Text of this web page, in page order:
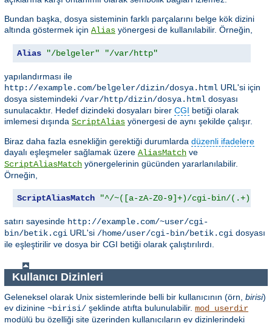
Bundan başka, dosya sisteminin farklı parçalarını belge kök dizini
altında göstermek için Alias yönergesi de kullanılabilir. Örneğin,
Alias "/belgeler" "/var/http"
yapılandırması ile
http://example.com/belgeler/dizin/dosya.html URL'si için
dosya sistemindeki /var/http/dizin/dosya.html dosyası
sunulacaktır. Hedef dizindeki dosyaları birer CGI betiği olarak
imlemesi dışında ScriptAlias yönergesi de aynı şekilde çalışır.
Biraz daha fazla esnekliğin gerektiği durumlarda düzenli ifadelere
dayalı eşleşmeler sağlamak üzere AliasMatch ve
ScriptAliasMatch yönergelerinin gücünden yararlanılabilir.
Örneğin,
ScriptAliasMatch "^/~([a-zA-Z0-9]+)/cgi-bin/(.+)"
satırı sayesinde http://example.com/~user/cgi-
bin/betik.cgi URL'si /home/user/cgi-bin/betik.cgi dosyası
ile eşleştirilir ve dosya bir CGI betiği olarak çalıştırılırdı.
Kullanıcı Dizinleri
Geleneksel olarak Unix sistemlerinde belli bir kullanıcının (örn, birisi)
ev dizinine ~birisi/ şeklinde atıfta bulunulabilir. mod_userdir
modülü bu özelliği site üzerinden kullanıcıların ev dizinlerindeki